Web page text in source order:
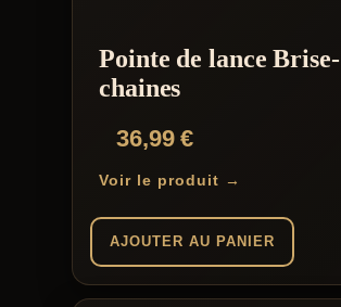
Pointe de lance Brise-
chaines
36,99€
Voir le produit →
AJOUTER AU PANIER